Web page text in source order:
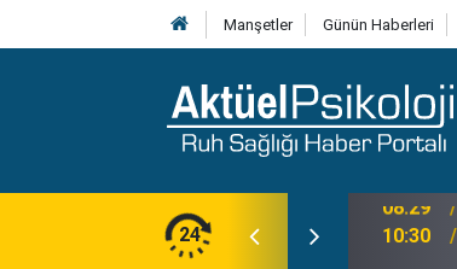
Manşetler Günün Haberleri
24
Klinik Özellikleri, Tanı Kriterleri ve
10:30